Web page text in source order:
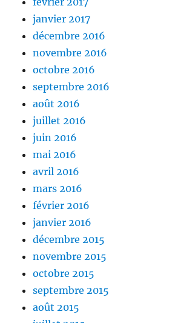
janvier 2017
décembre 2016
novembre 2016
octobre 2016
septembre 2016
août 2016
juillet 2016
juin 2016
mai 2016
avril 2016
mars 2016
février 2016
janvier 2016
décembre 2015
novembre 2015
octobre 2015
septembre 2015
août 2015